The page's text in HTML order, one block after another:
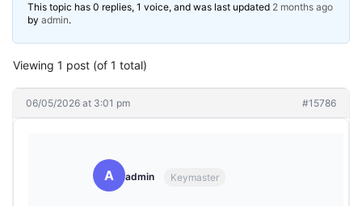
This topic has 0 replies, 1 voice, and was last updated 2 months ago
by admin.
Viewing 1 post (of 1 total)
06/05/2026 at 3:01 pm #15786
A admin Keymaster